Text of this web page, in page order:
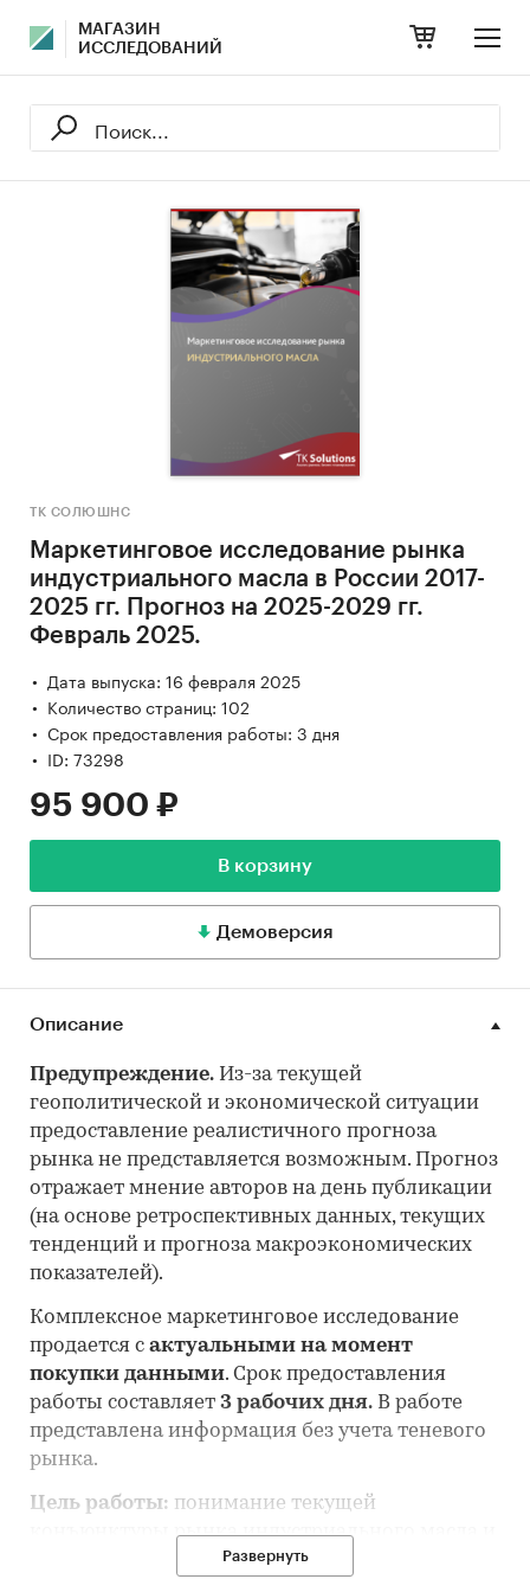
МАГАЗИН
ИССЛЕДОВАНИЙ
ТК СОЛЮШНС
Маркетинговое исследование рынка
индустриального масла в России 2017-
2025 гг. Прогноз на 2025-2029 гг.
Февраль 2025.
Дата выпуска: 16 февраля 2025
Количество страниц: 102
Срок предоставления работы: 3 дня
ID: 73298
95 900 ₽
В корзину
Демоверсия
Описание
Предупреждение. Из-за текущей
геополитической и экономической ситуации
предоставление реалистичного прогноза
рынка не представляется возможным. Прогноз
отражает мнение авторов на день публикации
(на основе ретроспективных данных, текущих
тенденций и прогноза макроэкономических
показателей).
Комплексное маркетинговое исследование
продается с актуальными на момент
покупки данными. Срок предоставления
работы составляет 3 рабочих дня. В работе
представлена информация без учета теневого
рынка.
Цель работы: понимание текущей
конъюнктуры рынка индустриального масла и
оценка перспектив его развития.
Развернуть